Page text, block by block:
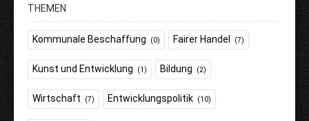
THEMEN
Kommunale Beschaffung (0) Fairer Handel (7)
Kunst und Entwicklung (1) Bildung (2)
Wirtschaft (7) Entwicklungspolitik (10)